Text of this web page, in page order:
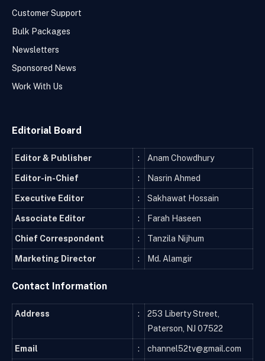
Customer Support
Bulk Packages
Newsletters
Sponsored News
Work With Us
Editorial Board
Editor & Publisher : Anam Chowdhury
Editor-in-Chief : Nasrin Ahmed
Executive Editor : Sakhawat Hossain
Associate Editor : Farah Haseen
Chief Correspondent : Tanzila Nijhum
Marketing Director : Md. Alamgir
Contact Information
Address :
253 Liberty Street,
Paterson, NJ 07522
Email : channel52tv@gmail.com